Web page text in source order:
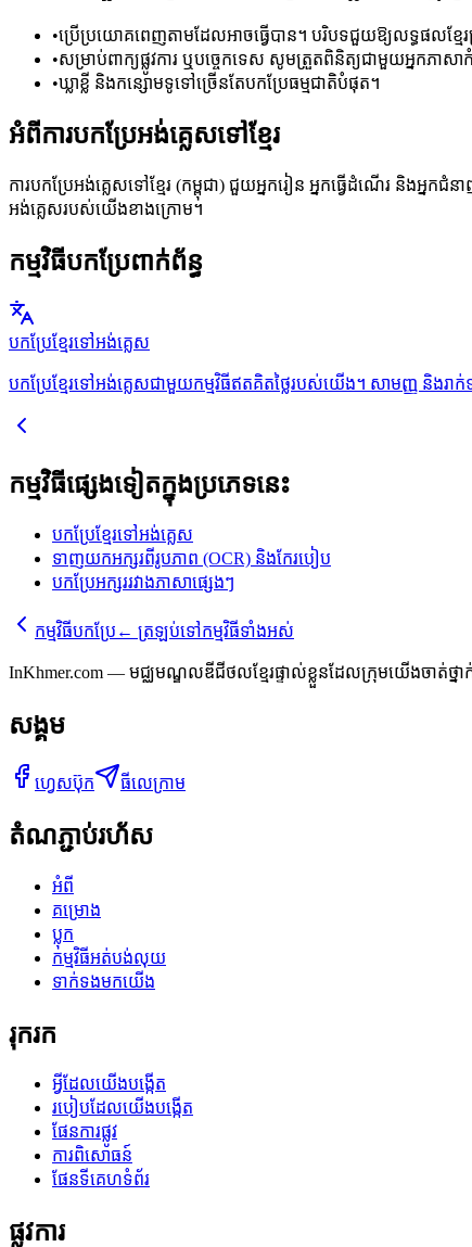
•ប្រើប្រយោគពេញតាមដែលអាចធ្វើបាន។ បរិបទជួយឱ្យលទ្ធផលខ្មែរ
•សម្រាប់ពាក្យផ្លូវការ ឬបច្ចេកទេស សូមត្រួតពិនិត្យជាមួយអ្នកភាស
•ឃ្លាខ្លី និងកន្សោមទូទៅច្រើនតែបកប្រែធម្មជាតិបំផុត។
អំពីការបកប្រែអង់គ្លេសទៅខ្មែរ
ការបកប្រែអង់គ្លេសទៅខ្មែរ (កម្ពុជា) ជួយអ្នករៀន អ្នកធ្វើដំណើរ និងអ្នក
អង់គ្លេសរបស់យើងខាងក្រោម។
កម្មវិធីបកប្រែពាក់ព័ន្ធ
បកប្រែខ្មែរទៅអង់គ្លេស
បកប្រែខ្មែរទៅអង់គ្លេសជាមួយកម្មវិធីឥតគិតថ្លៃរបស់យើង។ សាមញ្ញ និងរាក់
កម្មវិធីផ្សេងទៀតក្នុងប្រភេទនេះ
បកប្រែខ្មែរទៅអង់គ្លេស
ទាញយកអក្សរពីរូបភាព (OCR) និងកែរបៀប
បកប្រែអក្សររវាងភាសាផ្សេងៗ
កម្មវិធីបកប្រែ ← ត្រឡប់ទៅកម្មវិធីទាំងអស់
InKhmer.com — មជ្ឈមណ្ឌលឌីជីថលខ្មែរផ្ទាល់ខ្លួនដែលក្រុមយើងចាត់ថ្ន
សង្គម
ហ្វេសប៊ុក ធីលេក្រាម
តំណភ្ជាប់រហ័ស
អំពី
គម្រោង
ប្លុក
កម្មវិធីអត់បង់លុយ
ទាក់ទងមកយើង
រុករក
អ្វីដែលយើងបង្កើត
របៀបដែលយើងបង្កើត
ផែនការផ្លូវ
ការពិសោធន៍
ផែនទីគេហទំព័រ
ផ្លូវការ